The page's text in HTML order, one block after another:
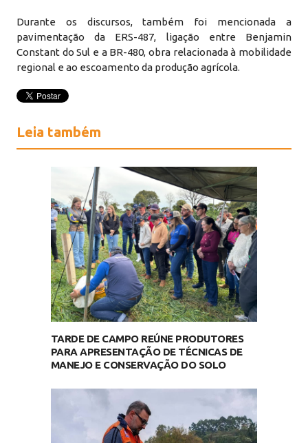
Durante os discursos, também foi mencionada a
pavimentação da ERS-487, ligação entre Benjamin
Constant do Sul e a BR-480, obra relacionada à mobilidade
regional e ao escoamento da produção agrícola.
Leia também
TARDE DE CAMPO REÚNE PRODUTORES
PARA APRESENTAÇÃO DE TÉCNICAS DE
MANEJO E CONSERVAÇÃO DO SOLO